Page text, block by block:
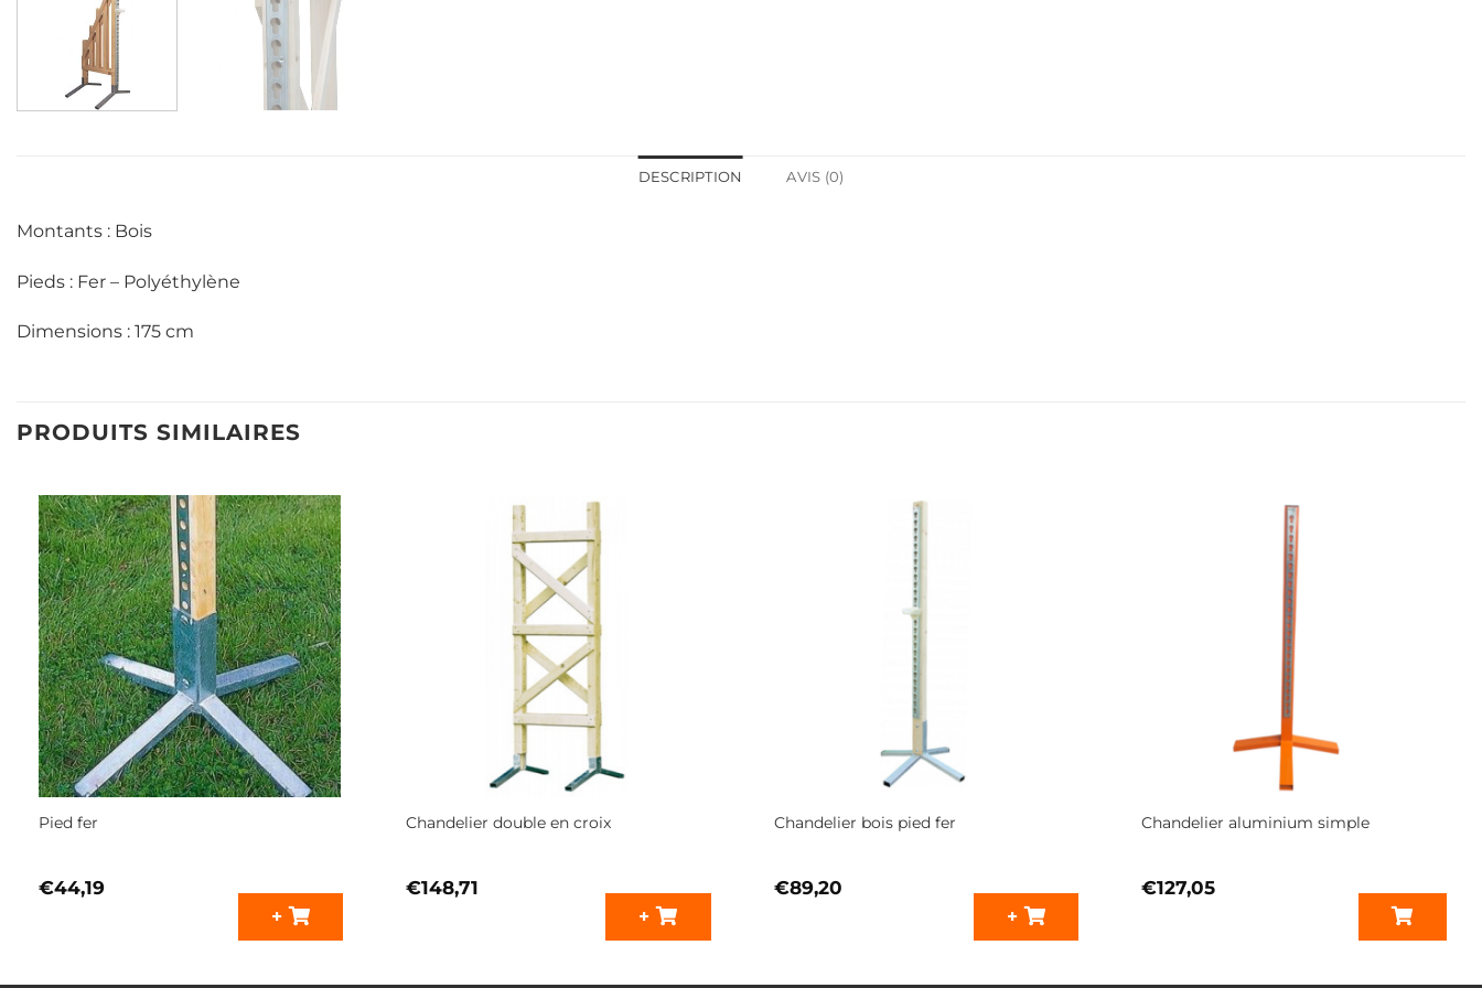
DESCRIPTION AVIS (0)
Montants : Bois
Pieds : Fer – Polyéthylène
Dimensions : 175 cm
PRODUITS SIMILAIRES
Pied fer
€44,19
+
Chandelier double en croix
€148,71
+
Chandelier bois pied fer
€89,20
+
Chandelier aluminium simple
€127,05
plusieurs